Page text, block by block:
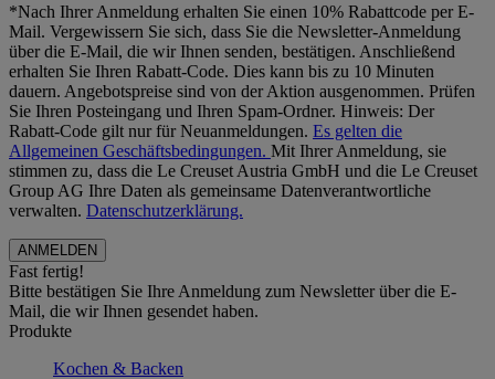
*Nach Ihrer Anmeldung erhalten Sie einen 10% Rabattcode per E-
Mail. Vergewissern Sie sich, dass Sie die Newsletter-Anmeldung
über die E-Mail, die wir Ihnen senden, bestätigen. Anschließend
erhalten Sie Ihren Rabatt-Code. Dies kann bis zu 10 Minuten
dauern. Angebotspreise sind von der Aktion ausgenommen. Prüfen
Sie Ihren Posteingang und Ihren Spam-Ordner. Hinweis: Der
Rabatt-Code gilt nur für Neuanmeldungen. Es gelten die
Allgemeinen Geschäftsbedingungen. Mit Ihrer Anmeldung, sie
stimmen zu, dass die Le Creuset Austria GmbH und die Le Creuset
Group AG Ihre Daten als gemeinsame Datenverantwortliche
verwalten. Datenschutzerklärung.
Fast fertig!
Bitte bestätigen Sie Ihre Anmeldung zum Newsletter über die E-
Mail, die wir Ihnen gesendet haben.
Produkte
Kochen & Backen